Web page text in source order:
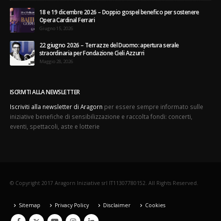
18 e 19 dicembre 2026 – Doppio gospel benefico per sostenere
Opera Cardinal Ferrari
Giugno 15, 2026
22 giugno 2026 – Terrazze del Duomo: apertura serale
straordinaria per Fondazione Cieli Azzurri
Maggio 28, 2026
ISCRIVITI ALLA NEWSLETTER
Iscriviti alla newsletter di Aragorn per essere sempre informato sulle
iniziative benefiche di sensibilizzazione e raccolta fondi: concerti,
eventi, spettacoli, aste e lotterie
© Copyright 2017 Aragorn Iniziative srl IT11307780152. All Rights Reserved.
Sitemap Privacy Policy Disclaimer Cookies